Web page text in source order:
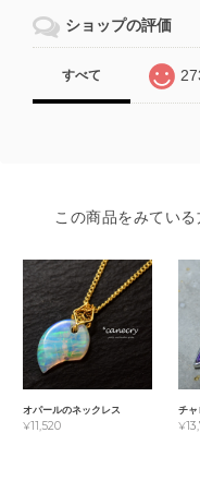
ショップの評価
すべて
この商品をみてい
オパールのネックレス
¥11,520
チャ